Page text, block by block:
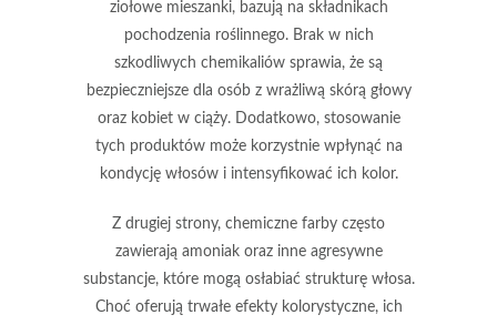
ziołowe mieszanki, bazują na składnikach
pochodzenia roślinnego. Brak w nich
szkodliwych chemikaliów sprawia, że są
bezpieczniejsze dla osób z wrażliwą skórą głowy
oraz kobiet w ciąży. Dodatkowo, stosowanie
tych produktów może korzystnie wpłynąć na
kondycję włosów i intensyfikować ich kolor.
Z drugiej strony, chemiczne farby często
zawierają amoniak oraz inne agresywne
substancje, które mogą osłabiać strukturę włosa.
Choć oferują trwałe efekty kolorystyczne, ich